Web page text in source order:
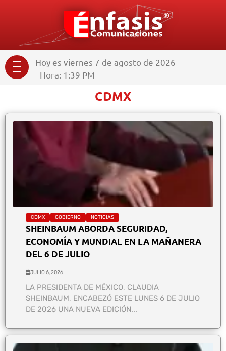
Hoy es viernes 7 de agosto de 2026
- Hora: 1:39 PM
CDMX
CDMX GOBIERNO NOTICIAS
SHEINBAUM ABORDA SEGURIDAD,
ECONOMÍA Y MUNDIAL EN LA MAÑANERA
DEL 6 DE JULIO
JULIO 6, 2026
LA PRESIDENTA DE MÉXICO, CLAUDIA
SHEINBAUM, ENCABEZÓ ESTE LUNES 6 DE JULIO
DE 2026 UNA NUEVA EDICIÓN...